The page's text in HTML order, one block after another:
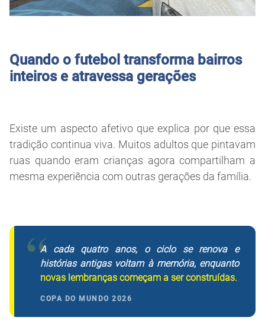
Quando o futebol transforma bairros
inteiros e atravessa gerações
Existe um aspecto afetivo que explica por que essa
tradição continua viva. Muitos adultos que pintavam
ruas quando eram crianças agora compartilham a
mesma experiência com outras gerações da família.
“A cada quatro anos, o ciclo se renova e
histórias antigas voltam à memória, enquanto
novas lembranças começam a ser construídas.
COPA DO MUNDO 2026